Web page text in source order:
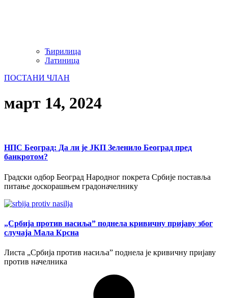
Ћирилица
Латиница
ПОСТАНИ ЧЛАН
март 14, 2024
НПС Београд: Да ли је ЈКП Зеленило Београд пред
банкротом?
Градски одбор Београд Народног покрета Србије поставља
питање доскорашњем градоначелнику
„Србија против насиља” поднела кривичну пријаву због
случаја Мала Крсна
Листа „Србија против насиља” поднела је кривичну пријаву
против начелника